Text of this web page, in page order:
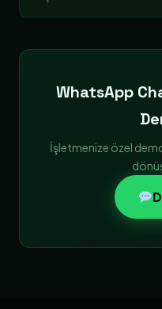
WhatsApp
İşletmenize özel